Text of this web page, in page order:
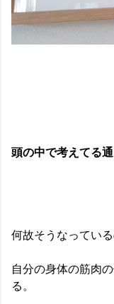
頭の中で考えてる
何故そうなっている
自分の身体の筋肉
る。